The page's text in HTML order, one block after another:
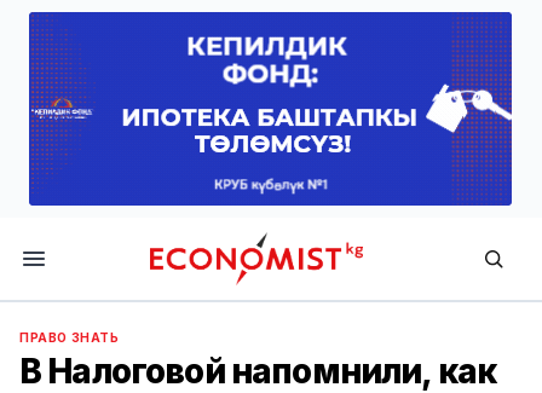
Economist.kg
ПРАВО ЗНАТЬ
В Налоговой напомнили, как